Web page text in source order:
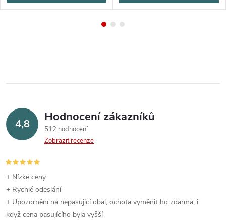
4,8 Hodnocení zákazníků
512 hodnocení
Zobrazit recenze
+ Nízké ceny
+ Rychlé odeslání
+ Upozornění na nepasujicí obal, ochota vyměnit ho zdarma, i
když cena pasujícího byla vyšší